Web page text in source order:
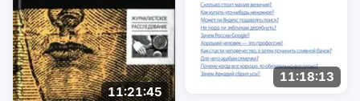
11:21:45
11:18:13